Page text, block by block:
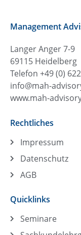
Management
Langer Anger 7-9
69115 Heidelberg
Telefon +49 (0)
info@mah-
www.mah-
Rechtliches
Impressum
Datenschutz
AGB
Quicklinks
Seminare